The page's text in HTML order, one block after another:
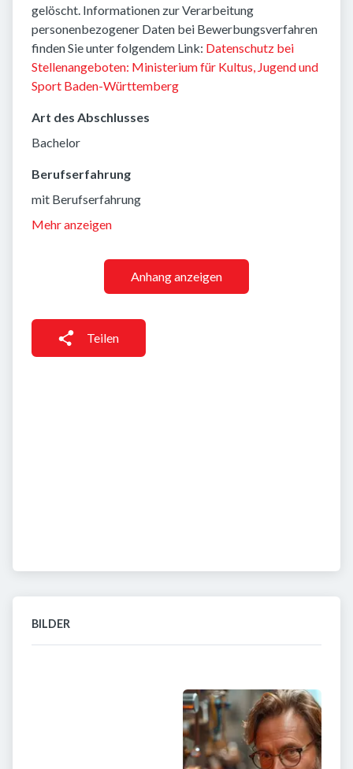
gelöscht. Informationen zur Verarbeitung
personenbezogener Daten bei Bewerbungsverfahren
finden Sie unter folgendem Link: Datenschutz bei
Stellenangeboten: Ministerium für Kultus, Jugend und
Sport Baden-Württemberg
Art des Abschlusses
Bachelor
Berufserfahrung
mit Berufserfahrung
Mehr anzeigen
Anhang anzeigen
Teilen
BILDER